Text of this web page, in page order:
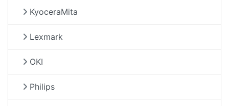
KyoceraMita
Lexmark
OKI
Philips